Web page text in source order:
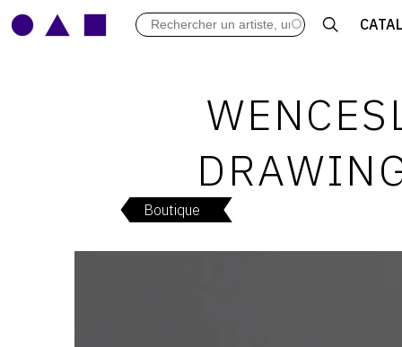
ARCHIVES DES EXPOSITIONS
LEXIQUE ARTISTIQUE
Boutique